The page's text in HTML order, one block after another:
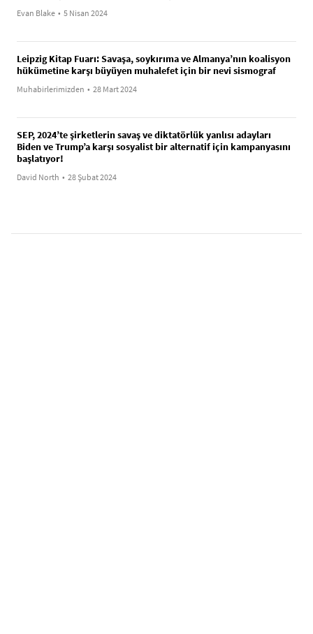
Evan Blake • 5 Nisan 2024
Leipzig Kitap Fuarı: Savaşa, soykırıma ve Almanya’nın koalisyon
hükümetine karşı büyüyen muhalefet için bir nevi sismograf
Muhabirlerimizden • 28 Mart 2024
SEP, 2024’te şirketlerin savaş ve diktatörlük yanlısı adayları
Biden ve Trump’a karşı sosyalist bir alternatif için kampanyasını
başlatıyor!
David North • 28 Şubat 2024